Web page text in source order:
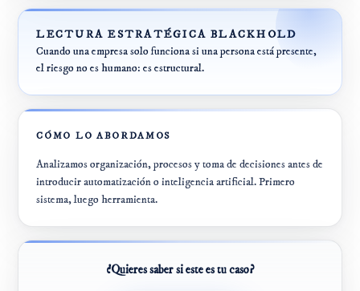
LECTURA ESTRATÉGICA BLACKHOLD
Cuando una empresa solo funciona si una persona está presente,
el riesgo no es humano: es estructural.
CÓMO LO ABORDAMOS
Analizamos organización, procesos y toma de decisiones antes de
introducir automatización o inteligencia artificial. Primero
sistema, luego herramienta.
¿Quieres saber si este es tu caso?